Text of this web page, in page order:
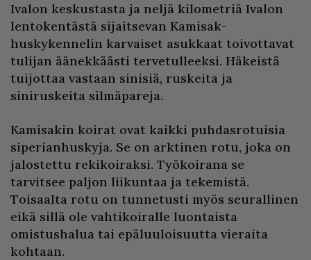
Ivalon keskustasta ja neljä kilometriä Ivalon
lentokentästä sijaitsevan Kamisak-
huskykennelin karvaiset asukkaat toivottavat
tulijan äänekkäästi tervetulleeksi. Häkeistä
tuijottaa vastaan sinisiä, ruskeita ja
siniruskeita silmäpareja.
Kamisakin koirat ovat kaikki puhdasrotuisia
siperianhuskyja. Se on arktinen rotu, joka on
jalostettu rekikoiraksi. Työkoirana se
tarvitsee paljon liikuntaa ja tekemistä.
Toisaalta rotu on tunnetusti myös seurallinen
eikä sillä ole vahtikoiralle luontaista
omistushalua tai epäluuloisuutta vieraita
kohtaan.